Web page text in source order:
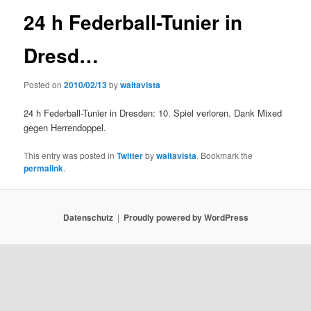
24 h Federball-Tunier in
Dresd…
Posted on2010/02/13bywaltavista
24 h Federball-Tunier in Dresden: 10. Spiel verloren. Dank Mixed
gegen Herrendoppel.
This entry was posted inTwitterbywaltavista. Bookmark the
permalink.
Datenschutz Proudly powered by WordPress